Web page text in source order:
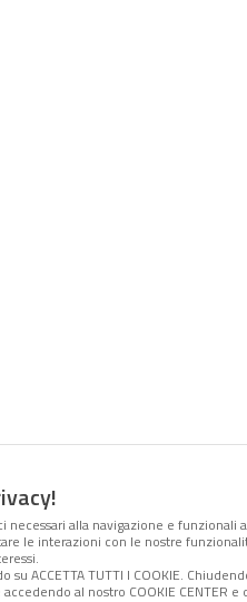
alla navigazione e
le interazioni con le nostre
ACCETTA TUTTI I COOKIE.
al nostro COOKIE